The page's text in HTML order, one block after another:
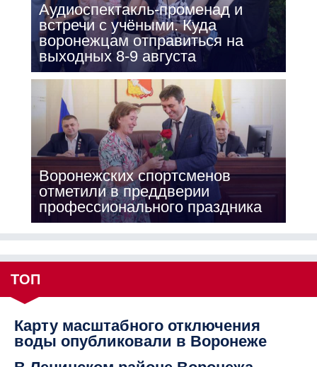
Аудиоспектакль-променад и
встречи с учёными. Куда
воронежцам отправиться на
выходных 8-9 августа
Воронежских спортсменов
отметили в преддверии
профессионального праздника
ТОП
Карту масштабного отключения
воды опубликовали в Воронеже